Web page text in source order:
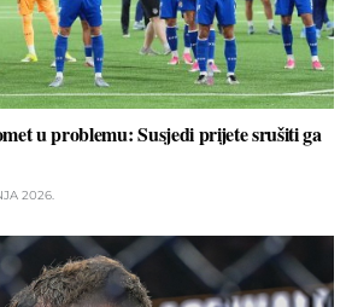
u problemu: Susjedi prijete srušiti ga
2026.